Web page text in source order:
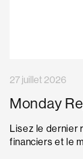
27 juillet 2026
Monday
Lisez le dernier
financiers et le